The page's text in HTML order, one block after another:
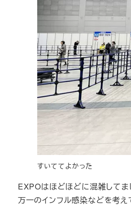
すいててよかった
EXPOはほどほどに混雑してま
万一のインフル感染などを考え